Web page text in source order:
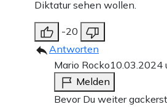
Diktatur sehen wollen.
-20
Antworten
Mario Rocko10.03.2024
Melden
Bevor Du weiter